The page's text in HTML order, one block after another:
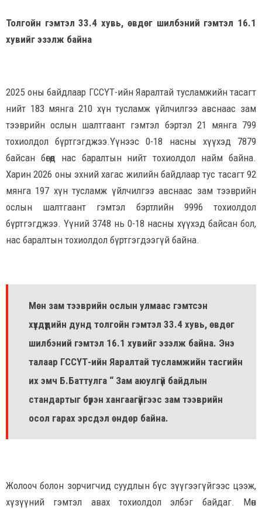
Толгойн гэмтэл 33.4 хувь, өвдөг шилбэний гэмтэл 16.1
хувийг эзэлж байна
2025 оны байдлаар ГССҮТ-ийн Яаралтай тусламжийн тасагт
нийт 183 мянга 210 хүн тусламж үйлчилгээ авснаас зам
тээврийн ослын шалтгаант гэмтэл бэртэл 21 мянга 799
тохиолдол бүртгэгджээ.Үүнээс 0-18 насны хүүхэд 7879
байсан бөгөөд нас баралтын нийт тохиолдол найм байна.
Харин 2026 оны эхний хагас жилийн байдлаар тус тасагт 92
мянга 197 хүн тусламж үйлчилгээ авснаас зам тээврийн
ослын шалтгаант гэмтэл бэртлийн 9996 тохиолдол
бүртгэгджээ. Үүний 3748 нь 0-18 насны хүүхэд байсан бол,
нас баралтын тохиолдол бүртгэгдээгүй байна.
Мөн зам тээврийн ослын улмаас гэмтсэн
хүүхдүүдийн дунд толгойн гэмтэл 33.4 хувь, өвдөг
шилбэний гэмтэл 16.1 хувийг эзэлж байна. Энэ
талаар ГССҮТ-ийн Яаралтай тусламжийн тасгийн
их эмч Б.Баттулга “ Зам аюулгүй байдлын
стандартыг бүрэн хангаагүйгээс зам тээврийн
осол гарах эрсдэл өндөр байна.
Жолооч болон зорчигчид суудлын бүс зүүгээгүйгээс цээж,
хүзүүний гэмтэл авах тохиолдол элбэг байдаг. Мөн